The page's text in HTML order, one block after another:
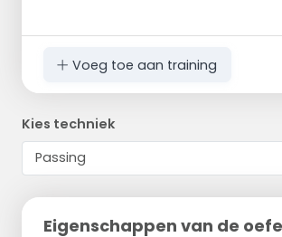
Voeg toe aan training
Kies techniek
Eigenschappen van de